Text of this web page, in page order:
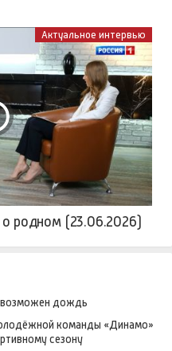
Актуальное интервью
о родном (23.06.2026)
возможен дождь
команды «Динамо»
сезону